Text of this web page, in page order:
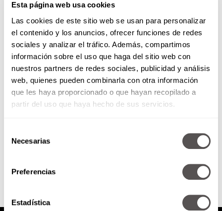
Esta página web usa cookies
Las cookies de este sitio web se usan para personalizar
el contenido y los anuncios, ofrecer funciones de redes
sociales y analizar el tráfico. Además, compartimos
información sobre el uso que haga del sitio web con
nuestros partners de redes sociales, publicidad y análisis
web, quienes pueden combinarla con otra información
que les haya proporcionado o que hayan recopilado a
partir del uso que haya hecho de sus servicios.
Necesarias
Preferencias
Estadística
Todo lo que necesitas saber
sobre la voluntad anticipada
Les vamos a decir de qué va, en
qué casos aplica y la importancia
de hacerlo de manera legal